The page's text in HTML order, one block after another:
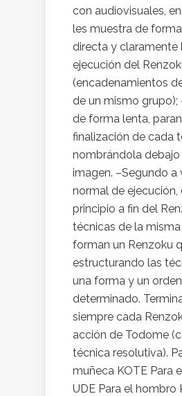
con audiovisuales,
les muestra de
directa y claramente
ejecución del
(encadenamientos
de un mismo grupo);
de forma lenta,
finalización de cada
nombrándola debajo
imagen. –Segundo a
normal de ejecución,
principio a fin del
técnicas de la
forman un Renzoku
estructurando las
una forma y un orden
determinado.
siempre cada
acción de Todome
técnica resolutiva).
muñeca KOTE Para
UDE Para el hombro